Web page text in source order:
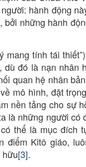
hành động
những hành
mang tính tái
đó là nạn
quan hệ nhân
mô hình, đặt
nền tảng cho sự
là những người
thể là mục
điểm Kitô giáo,
[3].